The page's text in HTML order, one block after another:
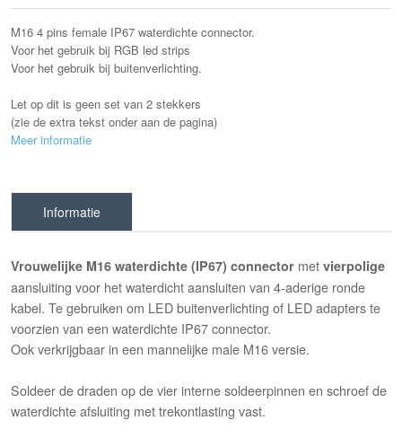
M16 4 pins female IP67 waterdichte connector.
Voor het gebruik bij RGB led strips
Voor het gebruik bij buitenverlichting.
Let op dit is geen set van 2 stekkers
(zie de extra tekst onder aan de pagina)
Meer informatie
Informatie
Vrouwelijke M16 waterdichte (IP67) connector metvierpolige
aansluiting voor het waterdicht aansluiten van 4-aderige ronde
kabel. Te gebruiken om LED buitenverlichting of LED adapters te
voorzien van een waterdichte IP67 connector.
Ook verkrijgbaar in een mannelijke male M16 versie.
Soldeer de draden op de vier interne soldeerpinnen en schroef de
waterdichte afsluiting met trekontlasting vast.